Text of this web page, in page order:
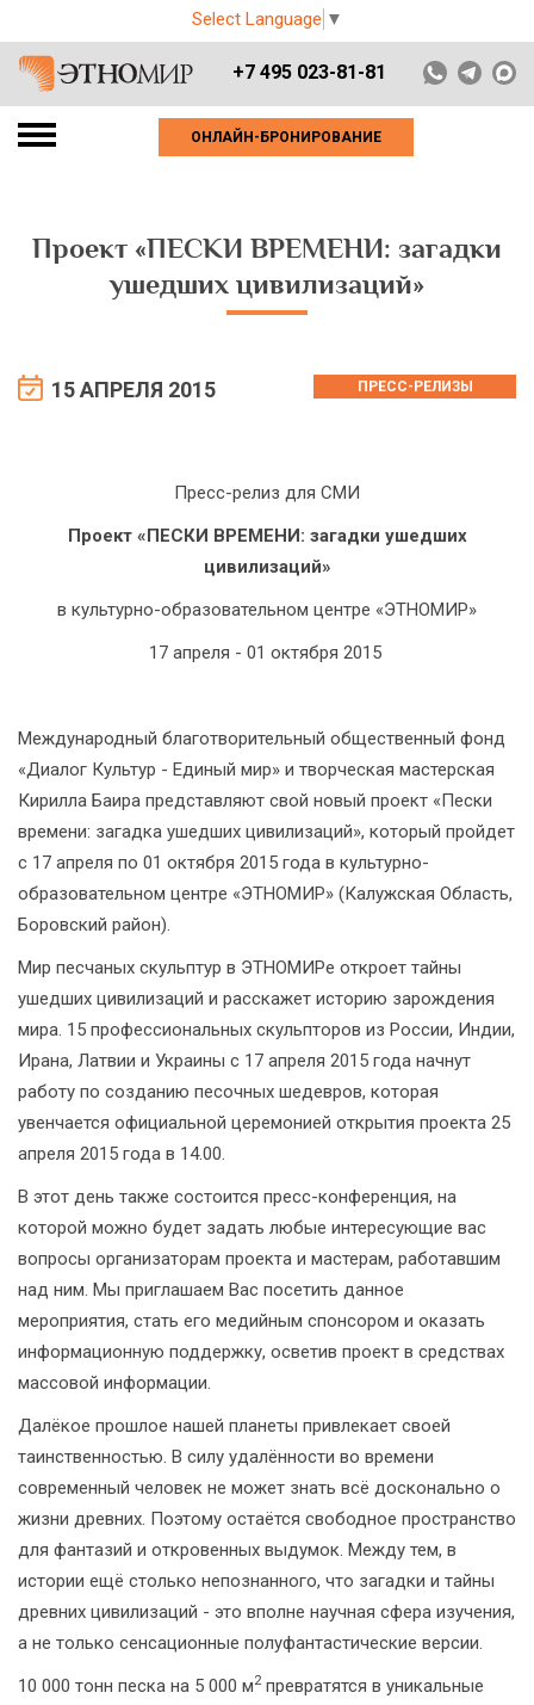
Select Language ▼
+7 495 023-81-81
ОНЛАЙН-БРОНИРОВАНИЕ
Проект «ПЕСКИ ВРЕМЕНИ: загадки
ушедших цивилизаций»
15 АПРЕЛЯ 2015 ПРЕСС-РЕЛИЗЫ
Пресс-релиз для СМИ
Проект «ПЕСКИ ВРЕМЕНИ: загадки ушедших
цивилизаций»
в культурно-образовательном центре «ЭТНОМИР»
17 апреля - 01 октября 2015
Международный благотворительный общественный фонд
«Диалог Культур - Единый мир» и творческая мастерская
Кирилла Баира представляют свой новый проект «Пески
времени: загадка ушедших цивилизаций», который пройдет
с 17 апреля по 01 октября 2015 года в культурно-
образовательном центре «ЭТНОМИР» (Калужская Область,
Боровский район).
Мир песчаных скульптур в ЭТНОМИРе откроет тайны
ушедших цивилизаций и расскажет историю зарождения
мира. 15 профессиональных скульпторов из России, Индии,
Ирана, Латвии и Украины с 17 апреля 2015 года начнут
работу по созданию песочных шедевров, которая
увенчается официальной церемонией открытия проекта 25
апреля 2015 года в 14.00.
В этот день также состоится пресс-конференция, на
которой можно будет задать любые интересующие вас
вопросы организаторам проекта и мастерам, работавшим
над ним. Мы приглашаем Вас посетить данное
мероприятия, стать его медийным спонсором и оказать
информационную поддержку, осветив проект в средствах
массовой информации.
Далёкое прошлое нашей планеты привлекает своей
таинственностью. В силу удалённости во времени
современный человек не может знать всё досконально о
жизни древних. Поэтому остаётся свободное пространство
для фантазий и откровенных выдумок. Между тем, в
истории ещё столько непознанного, что загадки и тайны
древних цивилизаций - это вполне научная сфера изучения,
а не только сенсационные полуфантастические версии.
10 000 тонн песка на 5 000 м2превратятся в уникальные